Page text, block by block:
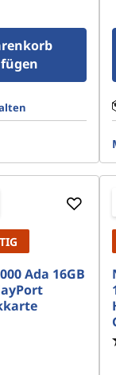
Ada 16GB